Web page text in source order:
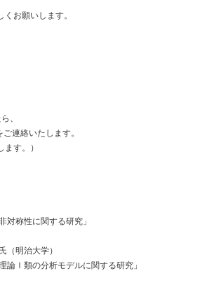
お願いします。
、
絡いたします。
す。）
称性に関する研究」
（明治大学）
Ⅰ類の分析モデルに関する研究」